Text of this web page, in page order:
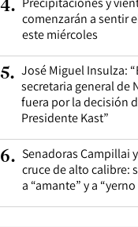
4.
comenzarán a sentir
este miércoles
5. José Miguel Insulza:
secretaria general de
fuera por la decisión
Presidente Kast”
6. Senadoras Campillai
cruce de alto calibre:
a “amante” y a